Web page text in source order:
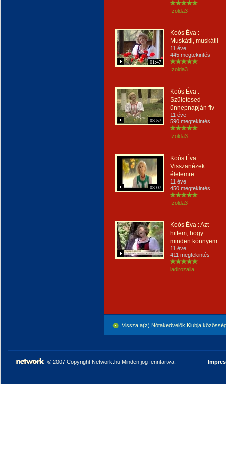
Izolda3
01:47
Koós Éva :
Muskátli, muskátli
11 éve
445 megtekintés
Izolda3
03:57
Koós Éva :
Születésed
ünnepnapján flv
11 éve
590 megtekintés
Izolda3
03:07
Koós Éva :
Visszanézek
életemre
11 éve
450 megtekintés
Izolda3
Koós Éva : Azt
hittem, hogy
minden könnyem
11 éve
411 megtekintés
ladirozalia
Vissza a(z) Nótakedvelők Klubja
© 2007 Copyright Network.hu Minden jog fenntartva.